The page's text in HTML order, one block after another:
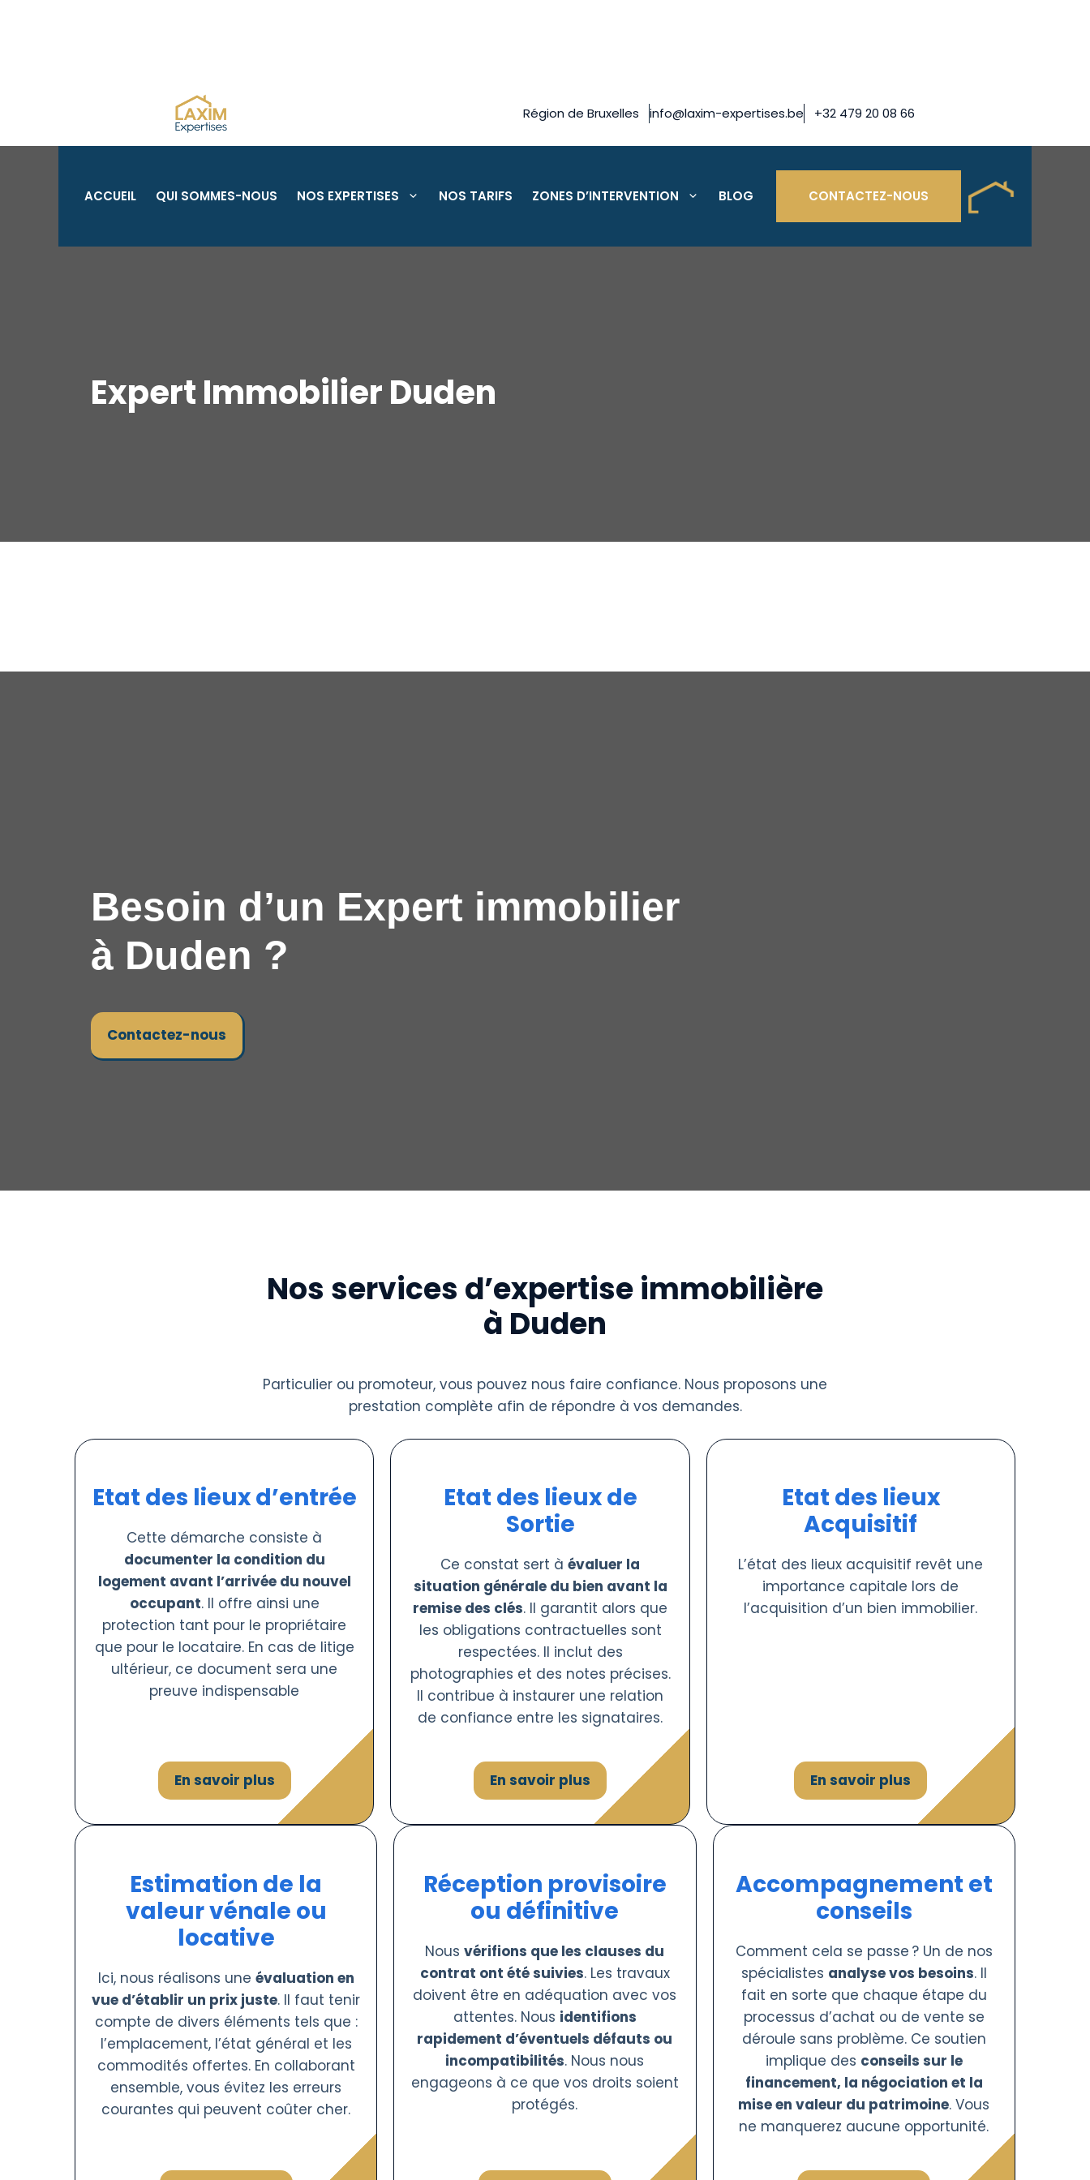
Région de Bruxelles info@laxim-expertises.be +32 479 20 08 66
ACCUEIL QUI SOMMES-NOUS NOS EXPERTISES NOS TARIFS ZONES D’INTERVENTION BLOG CONTACTEZ-NOUS
Expert Immobilier Duden
Besoin d’un Expert immobilier
à Duden ?
Contactez-nous
Nos services d’expertise immobilière
à Duden
Particulier ou promoteur, vous pouvez nous faire confiance. Nous proposons une
prestation complète afin de répondre à vos demandes.
Etat des lieux d’entrée
Cette démarche consiste à
documenter la condition du
logement avant l’arrivée du nouvel
occupant. Il offre ainsi une
protection tant pour le propriétaire
que pour le locataire. En cas de litige
ultérieur, ce document sera une
preuve indispensable
En savoir plus
Etat des lieux de
Sortie
Ce constat sert àévaluer la
situation générale du bien avant la
remise des clés. Il garantit alors que
les obligations contractuelles sont
respectées. Il inclut des
photographies et des notes précises.
Il contribue à instaurer une relation
de confiance entre les signataires.
En savoir plus
Etat des lieux
Acquisitif
L’état des lieux acquisitif revêt une
importance capitale lors de
l’acquisition d’un bien immobilier.
En savoir plus
Estimation de la
valeur vénale ou
locative
Ici, nous réalisons une évaluation en
vue d’établir un prix juste. Il faut tenir
compte de divers éléments tels que :
l’emplacement, l’état général et les
commodités offertes. En collaborant
ensemble, vous évitez les erreurs
courantes qui peuvent coûter cher.
Réception provisoire
ou définitive
Nousvérifions que les clauses du
contrat ont été suivies. Les travaux
doivent être en adéquation avec vos
attentes. Nous identifions
rapidement d’éventuels défauts ou
incompatibilités. Nous nous
engageons à ce que vos droits soient
protégés.
Accompagnement et
conseils
Comment cela se passe ? Un de nos
spécialistes analyse vos besoins. Il
fait en sorte que chaque étape du
processus d’achat ou de vente se
déroule sans problème. Ce soutien
implique des conseils sur le
financement, la négociation et la
mise en valeur du patrimoine. Vous
ne manquerez aucune opportunité.